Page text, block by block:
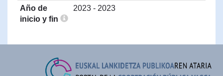
Año de
inicio y fin
2023 - 2023